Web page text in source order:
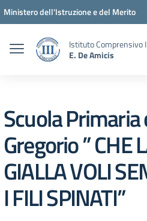
Vai ai contenuti
Vai al menu di navigazione
Vai al footer
Ministero dell'Istruzione e del Merito
Istituto Comprensivo
E. De Amicis
Scuola Primaria
Gregorio ” CHE
GIALLA VOLI
I FILI SPINATI”